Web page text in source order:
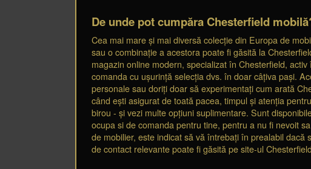
De unde pot cumpăra Chesterfield
Cea mai mare și mai diversă colecție din Europa de
sau o combinație a acestora poate fi găsită la
magazin online modern, specializat în Chesterfield,
comanda cu ușurință selecția dvs. în doar câțiva pași.
personale sau doriți doar să experimentați cum arată
când ești asigurat de toată pacea, timpul și atenția
birou - și vezi multe opțiuni suplimentare. Sunt
ocupa si de comanda pentru tine, pentru a nu fi nevoit
de mobilier, este indicat să vă întrebați în prealabil
de contact relevante poate fi găsită pe site-ul